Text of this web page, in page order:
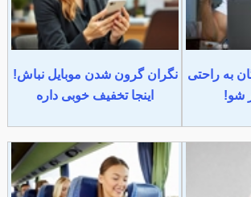
به راحتی
شو!
نگران گرون شدن موبایل نباش!
اینجا تخفیف خوبی داره